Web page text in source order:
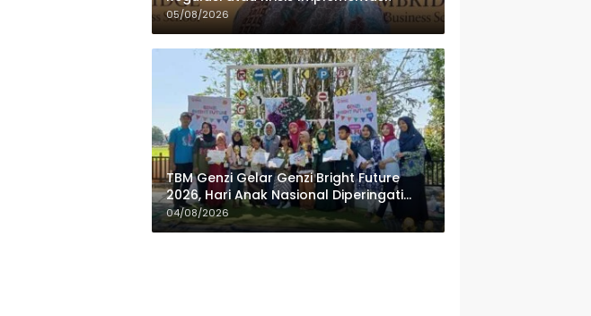
05/08/2026
TBM Genzi Gelar Genzi Bright Future
2026, Hari Anak Nasional Diperingati
dengan Lomba Puisi dan Tembang
Dolanan
04/08/2026